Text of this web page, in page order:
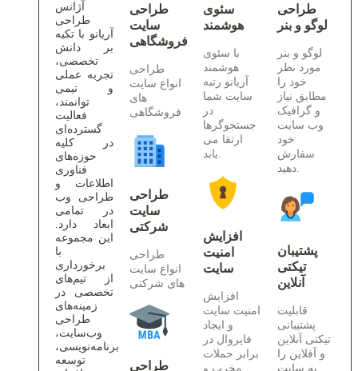
آژانس
طراحی
آریانو با تکیه
بر دانش
تخصصی،
تجربه عملی
و تیمی
توانمند،
فعالیت
گسترده‌ای
در کلیه
حوزه‌های
فناوری
اطلاعات و
طراحی وب
در تمامی
ابعاد دارد.
این مجموعه
با
برخورداری
از تیم‌های
تخصصی در
زمینه‌های
طراحی
وب‌سایت،
برنامه‌نویسی،
توسعه
طراحی
سایت
فروشگاهی
طراحی
انواع سایت
های
فروشگاهی
طراحی
سایت
شرکتی
طراحی
انواع سایت
های شرکتی
طراحی
سئوی
هوشمند
با سئوی
هوشمند
آریانو رتبه
سایت شما
در
جستجوگرها
ارتقا می
یابد.
افزایش
امنیت
سایت
افزایش
امنیت سایت
و ایجاد
فایروال در
برابر حملات
مخرب و
طراحی
لوگو و بنر
لوگو و بنر
مورد نظر
خود را
مطابق نیاز
و گرافیک
وب سایت
خود
سفارش
دهید.
پشتیبان
تیکتی
آنلاین
قابلیت
پشتیبانی
تیکتی آنلاین
و آفلاین را
به سایت